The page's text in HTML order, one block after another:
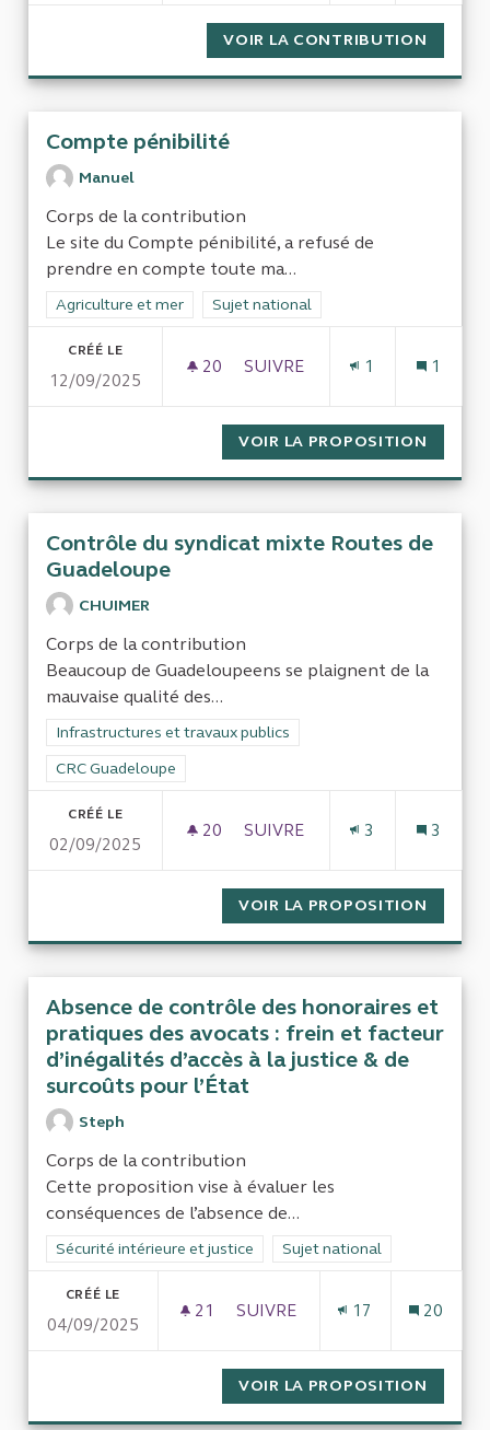
VOIR LA CONTRIBUTION
Compte pénibilité
Manuel
Corps de la contribution
Le site du Compte pénibilité, a refusé de
prendre en compte toute ma...
Filtrer les résultats de la catégorie : Agriculture et mer
Agriculture et mer Filtrer les résultats pour le secteur :
Sujet national
CRÉÉ LE
12/09/2025
20 20 ABONNÉS
SUIVRE
1 1
VOIR LA PROPOSITION
Contrôle du syndicat mixte Routes de
Guadeloupe
CHUIMER
Corps de la contribution
Beaucoup de Guadeloupeens se plaignent de la
mauvaise qualité des...
Filtrer les résultats de la catégorie : Infrastructures et
Infrastructures et travaux publics
Filtrer les résultats pour le secteur : CRC Guadeloupe
CRC Guadeloupe
CRÉÉ LE
02/09/2025
20 20 ABONNÉS
SUIVRE
3 3
VOIR LA PROPOSITION
Absence de contrôle des honoraires et
pratiques des avocats : frein et facteur
d’inégalités d’accès à la justice & de
surcoûts pour l’État
Steph
Corps de la contribution
Cette proposition vise à évaluer les
conséquences de l’absence de...
Filtrer les résultats de la catégorie : Sécurité intérieure et
Sécurité intérieure et justice Filtrer les résultats pour le
Sujet national
CRÉÉ LE
04/09/2025
21 21 ABONNÉS
SUIVRE
17 20
VOIR LA PROPOSITION